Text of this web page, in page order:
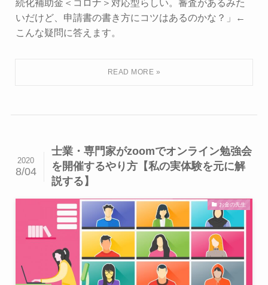
続化補助金＜コロナ＞対応型らしい。審査があるみた
いだけど、申請書の書き方にコツはあるのかな？」←
こんな疑問に答えます。
士業・専門家がzoomでオンライン勉強会
を開催するやり方【私の実体験を元に解
説する】
2020
8/04
お金の先生